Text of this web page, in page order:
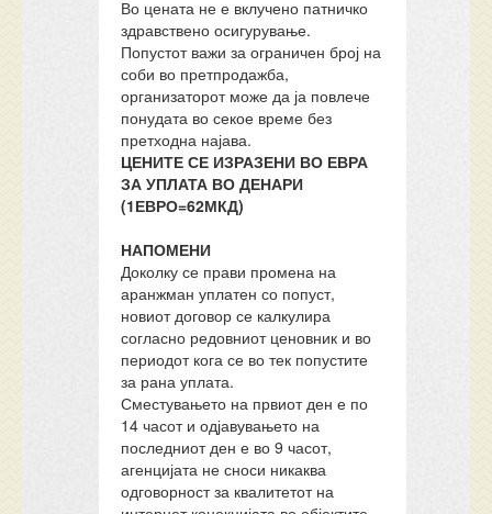
Во цената не е вклучено патничко
здравствено осигурување.
Попустот важи за ограничен број на
соби во претпродажба,
организаторот може да ја повлече
понудата во секое време без
претходна најава.
ЦЕНИТЕ СЕ ИЗРАЗЕНИ ВО ЕВРА
ЗА УПЛАТА ВО ДЕНАРИ
(1ЕВРО=62МКД)
НАПОМЕНИ
Доколку се прави промена на
аранжман уплатен со попуст,
новиот договор се калкулира
согласно редовниот ценовник и во
периодот кога се во тек попустите
за рана уплата.
Сместувањето на првиот ден е по
14 часот и одјавувањето на
последниот ден е во 9 часот,
агенцијата не сноси никаква
одговорност за квалитетот на